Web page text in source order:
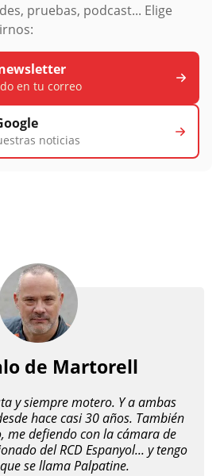
pruebas, podcast... Elige
en tu correo
noticias
de Martorell
y siempre motero. Y a ambas
hace casi 30 años. También
me defiendo con la cámara de
del RCD Espanyol... y tengo
se llama Palpatine.